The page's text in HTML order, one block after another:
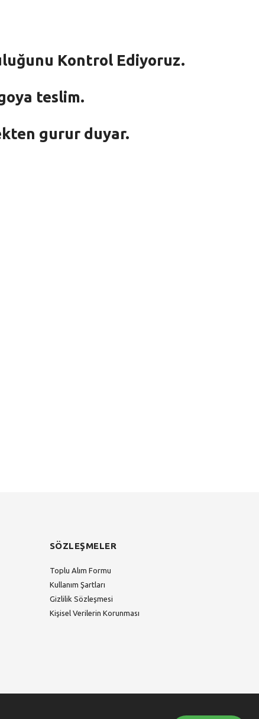
Kontrol Ediyoruz.
teslim.
gurur duyar.
SÖZLEŞMELER
Toplu Alım Formu
Kullanım Şartları
Gizlilik Sözleşmesi
Kişisel Verilerin Korunması